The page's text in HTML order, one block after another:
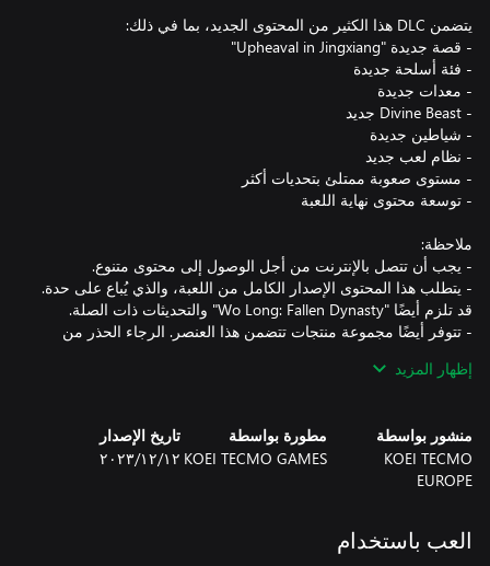
- يتطلب هذا المحتوى الإصدار الكامل من اللعبة، والذي يُباع على حدة.
- تتوفر أيضًا مجموعة منتجات تتضمن هذا العنصر. الرجاء الحذر من
- الرجاء زيارة الموقع الرسمي لمعرفة مواعيد الإصدار وتفاصيل
- قد يكون إكمال اللعبة الأساسية ضروريًا من أجل الوصول إلى بعض
أن تكون لديك عضوية في Game Pass Core (اشتراك مدفوع).
إظهار المزيد
منشور بواسطة
KOEI TECMO
EUROPE
مطورة بواسطة
KOEI TECMO GAMES
تاريخ الإصدار
١٢‏/١٢‏/٢٠٢٣
العب باستخدام